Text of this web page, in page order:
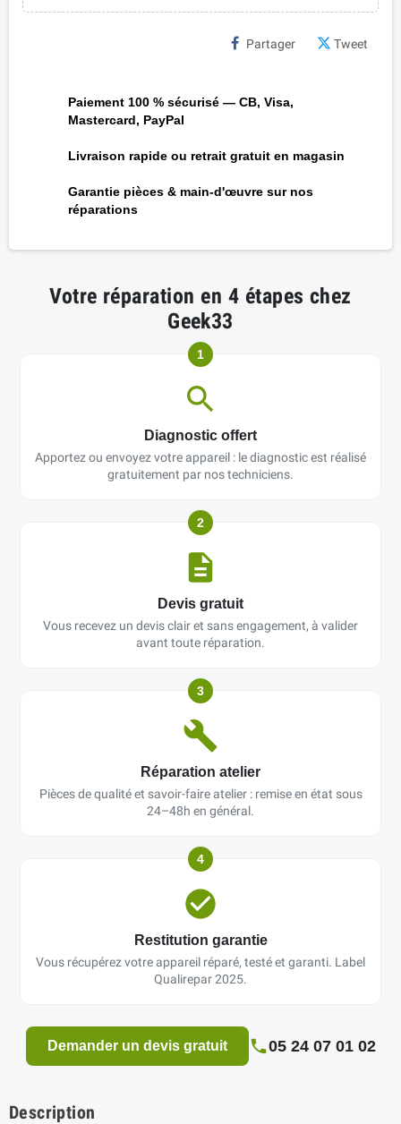
Partager Tweet
Paiement 100 % sécurisé — CB, Visa,
Mastercard, PayPal
Livraison rapide ou retrait gratuit en magasin
Garantie pièces & main-d'œuvre sur nos
réparations
Votre réparation en 4 étapes chez
Geek33
1
Diagnostic offert
Apportez ou envoyez votre appareil : le diagnostic est réalisé
gratuitement par nos techniciens.
2
Devis gratuit
Vous recevez un devis clair et sans engagement, à valider
avant toute réparation.
3
Réparation atelier
Pièces de qualité et savoir-faire atelier : remise en état sous
24–48h en général.
4
Restitution garantie
Vous récupérez votre appareil réparé, testé et garanti. Label
Qualirepar 2025.
Demander un devis gratuit 05 24 07 01 02
Description